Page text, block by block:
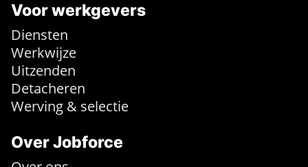
Voor werkgevers
Diensten
Werkwijze
Uitzenden
Detacheren
Werving & selectie
Over Jobforce